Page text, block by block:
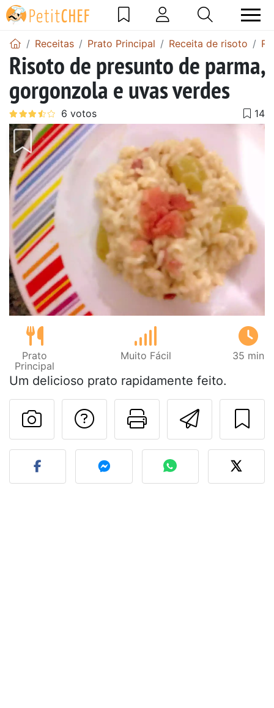
Receitas Prato Principal Receita de risoto
Risoto de presunto de parma,
gorgonzola e uvas verdes
Prato
Principal
Muito Fácil 35 min
Um delicioso prato rapidamente feito.
Imprima
Falar com o autor
Fez esta receita?